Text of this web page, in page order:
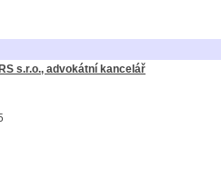
s.r.o., advokátní kancelář